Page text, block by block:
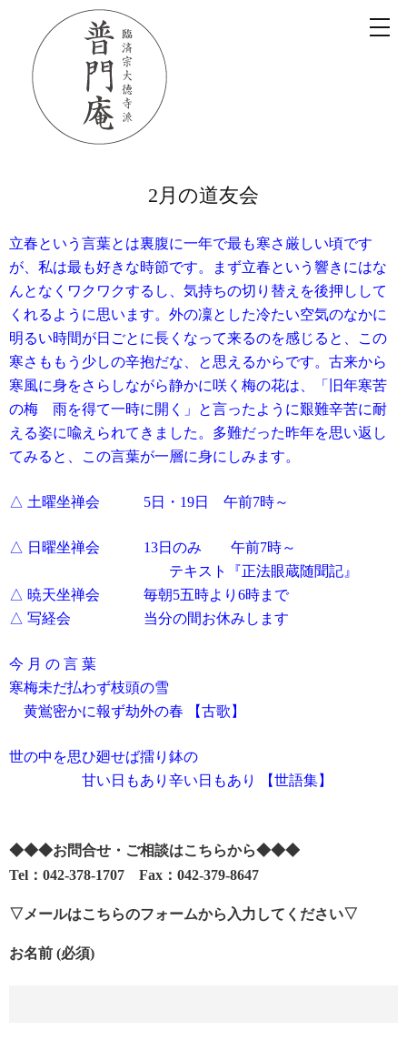
2月の道友会
立春という言葉とは裏腹に一年で最も寒さ厳しい頃です
が、私は最も好きな時節です。まず立春という響きにはな
んとなくワクワクするし、気持ちの切り替えを後押しして
くれるように思います。外の凜とした冷たい空気のなかに
明るい時間が日ごとに長くなって来るのを感じると、この
寒さももう少しの辛抱だな、と思えるからです。古来から
寒風に身をさらしながら静かに咲く梅の花は、「旧年寒苦
の梅 雨を得て一時に開く」と言ったように艱難辛苦に耐
える姿に喩えられてきました。多難だった昨年を思い返し
てみると、この言葉が一層に身にしみます。
△ 土曜坐禅会 5日・19日 午前7時～
△ 日曜坐禅会 13日のみ 午前7時～
テキスト『正法眼蔵随聞記』
△ 暁天坐禅会 毎朝5五時より6時まで
△ 写経会 当分の間お休みします
今 月 の 言 葉
寒梅未だ払わず枝頭の雪
黄鴬密かに報ず劫外の春 【古歌】
世の中を思ひ廻せば擂り鉢の
甘い日もあり辛い日もあり 【世語集】
◆◆◆お問合せ・ご相談はこちらから◆◆◆
Tel：042-378-1707 Fax：042-379-8647
▽メールはこちらのフォームから入力してください▽
お名前 (必須)